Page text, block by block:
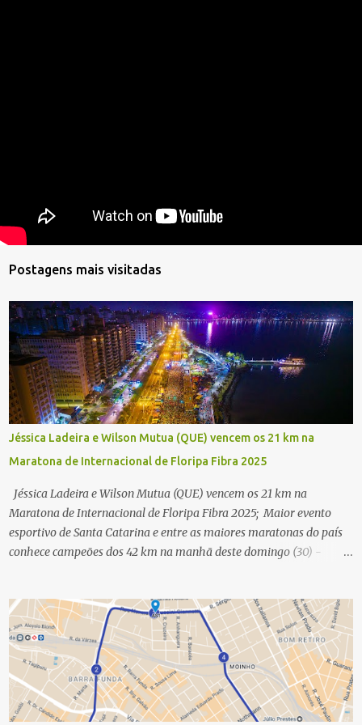
Postagens mais visitadas
Jéssica Ladeira e Wilson Mutua (QUE) vencem os 21 km na
Maratona de Internacional de Floripa Fibra 2025
Jéssica Ladeira e Wilson Mutua (QUE) vencem os 21 km na
Maratona de Internacional de Floripa Fibra 2025; Maior evento
esportivo de Santa Catarina e entre as maiores maratonas do país
conhece campeões dos 42 km na manhã deste domingo (30) -
Floripa Fibra 2025. Na manhã deste sábado (30) foram conhecidos
os campeões dos 21 km do maior evento esportivo de Santa
Catarina. A mineira Jessica Ladeira e o queniano Wilson Mutua
foram os vencedores da meia maratona, ambos com a quebra de
recorde da prova. Neste domingo (31) será a vez da prova principal,
os 42,195 km da maratona, além da corrida de 5 KM. As largadas,